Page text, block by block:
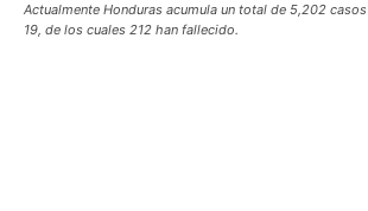
Actualmente Honduras acumula un total de 5,202
19, de los cuales 212 han fallecido.